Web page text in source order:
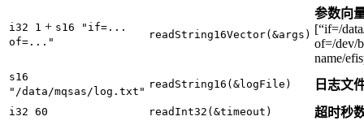
i32 1 + s16 "if=...
of=..."
readString16Vector(&args)
参数向
[“if=/
of=/dev/
name/
s16
"/data/mqsas/log.txt"
readString16(&logFile) 日志文
i32 60 readInt32(&timeout) 超时秒